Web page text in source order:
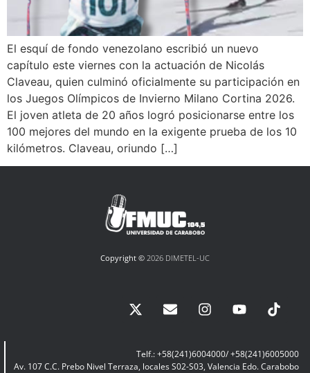
El esquí de fondo venezolano escribió un nuevo
capítulo este viernes con la actuación de Nicolás
Claveau, quien culminó oficialmente su participación en
los Juegos Olímpicos de Invierno Milano Cortina 2026.
El joven atleta de 20 años logró posicionarse entre los
100 mejores del mundo en la exigente prueba de los 10
kilómetros. Claveau, oriundo […]
Copyright © 2026 DIMETEL-UC
Telf.: +58(241)6004000/ +58(241)6005000
Av. 107 C.C. Prebo Nivel Terraza, locales S02-S03, Valencia Edo. Carabobo